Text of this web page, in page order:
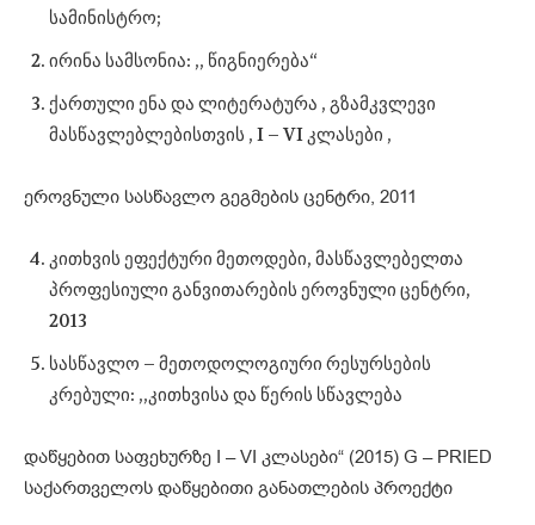
სამინისტრო;
ირინა სამსონია: ,, წიგნიერება“
ქართული ენა და ლიტერატურა , გზამკვლევი
მასწავლებლებისთვის , I – VI კლასები ,
ეროვნული სასწავლო გეგმების ცენტრი, 2011
კითხვის ეფექტური მეთოდები, მასწავლებელთა
პროფესიული განვითარების ეროვნული ცენტრი,
2013
სასწავლო – მეთოდოლოგიური რესურსების
კრებული: ,,კითხვისა და წერის სწავლება
დაწყებით საფეხურზე I – VI კლასები“ (2015) G – PRIED
საქართველოს დაწყებითი განათლების პროექტი